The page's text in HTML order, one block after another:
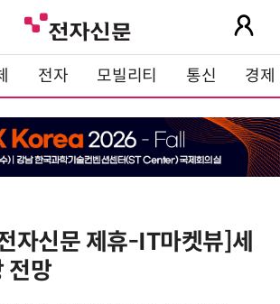
전자 모빌리티 통신 경제
자신문 제휴-IT마켓뷰]세
전망